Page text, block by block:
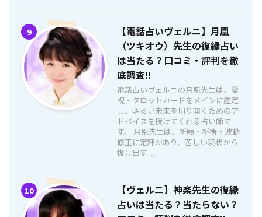
9
【電話占いヴェルニ】月凰
（ツキオウ）先生の復縁占い
は当たる？口コミ・評判を徹
底調査!!
電話占いヴェルニの月凰先生は、霊
視・タロットカードをメインに鑑定
し、明るい未来を切り開くためのア
ドバイスを授けてくれる占い師で
す。 月凰先生は、祈願・祈祷・波動
修正に定評があり、苦しい現状から
抜け出す ...
10
【ヴェルニ】神楽先生の復縁
占いは当たる？当たらない？